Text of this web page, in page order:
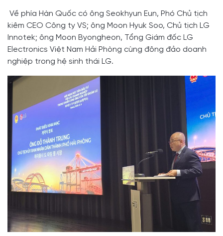
Về phía Hàn Quốc có ông Seokhyun Eun, Phó Chủ tịch
kiêm CEO Công ty VS; ông Moon Hyuk Soo, Chủ tịch LG
Innotek; ông Moon Byongheon, Tổng Giám đốc LG
Electronics Việt Nam Hải Phòng cùng đông đảo doanh
nghiệp trong hệ sinh thái LG.